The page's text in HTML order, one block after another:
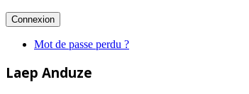
Mot de passe perdu ?
Laep Anduze